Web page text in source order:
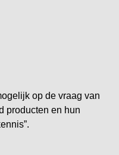
op de vraag van
producten en hun